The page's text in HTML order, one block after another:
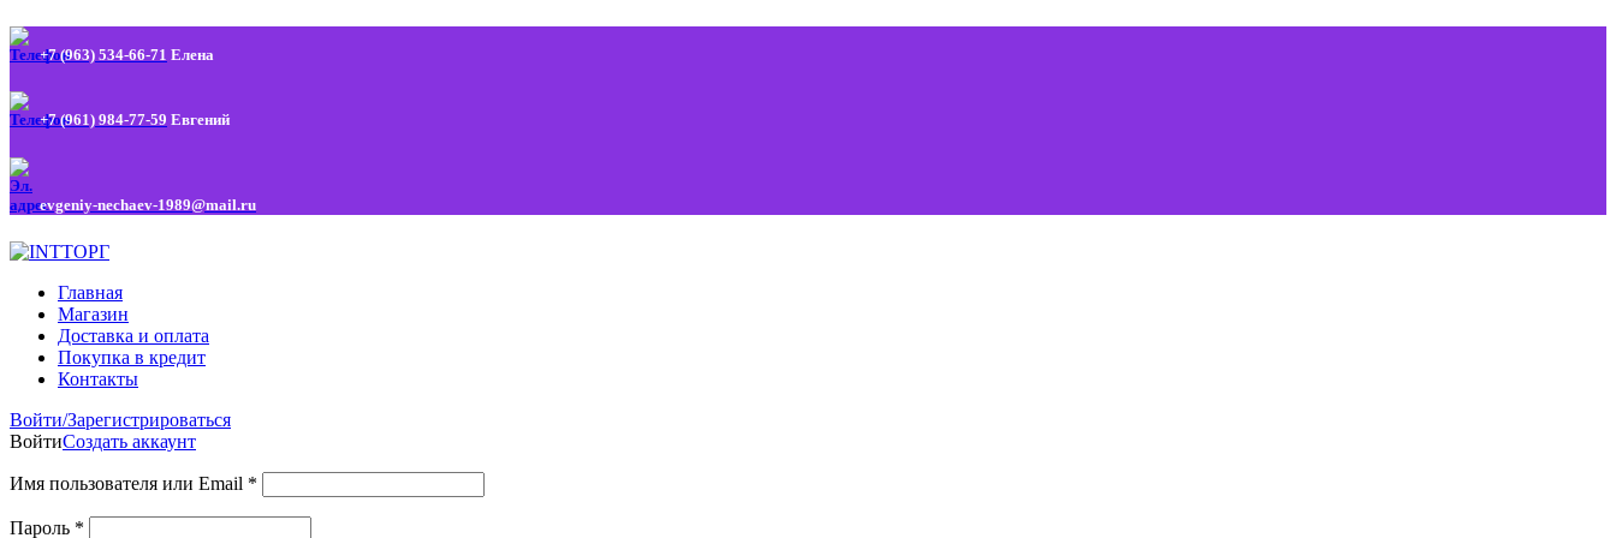
+7 (963) 534-66-71 Елена
+7 (961) 984-77-59 Евгений
evgeniy-nechaev-1989@mail.ru
Главная
Магазин
Доставка и оплата
Покупка в кредит
Контакты
Войти/Зарегистрироваться
ВойтиСоздать аккаунт
Имя пользователя или Email *
Пароль *